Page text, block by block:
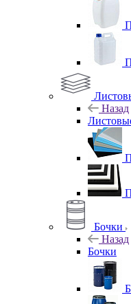
Назад
Бочки
Назад
Бочки